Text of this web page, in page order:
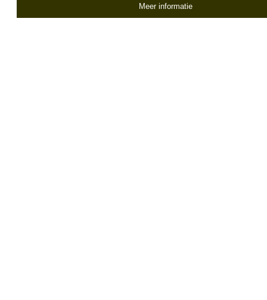
Meer informatie